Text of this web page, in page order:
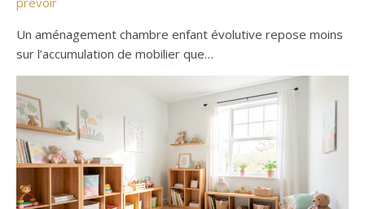
Un aménagement chambre enfant évolutive repose moins
sur l’accumulation de mobilier que…